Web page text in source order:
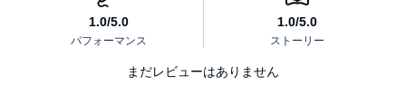
まだレビューはありません